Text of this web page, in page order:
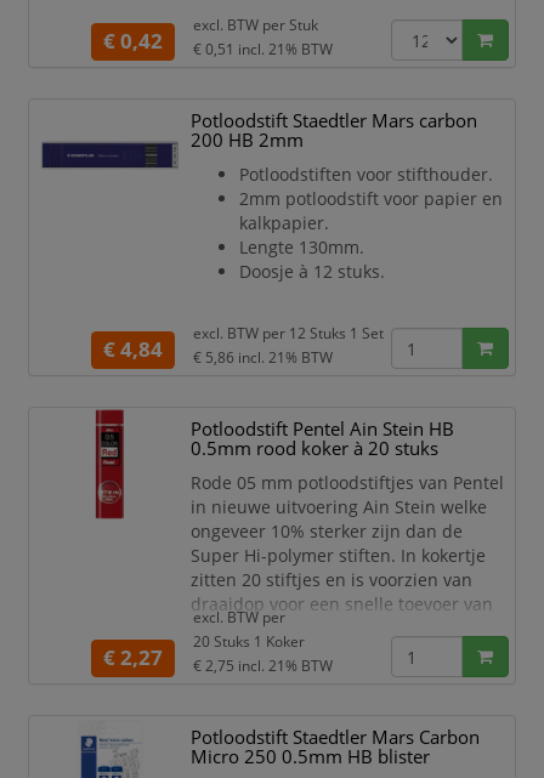
Met behulp van de praktische
navultool zijn ze schoon en eenvoudig
Specificaties:
Super hi-polymer stiften.
kunsthars, grafiet en carbon.
Soepel en breukvast.
Lengte: 60mm, grote
schrijflengte.
Zeer dichte structuur v
€ 0,42
excl. BTW per Stuk
€ 0,51 incl. 21% BTW
Potloodstift Staedtler Mars carbon
200 HB 2mm
Potloodstiften voor stifthouder.
2mm potloodstift voor papier en
kalkpapier.
Lengte 130mm.
Doosje à 12 stuks.
€ 4,84
excl. BTW per 12 Stuks 1 Set
€ 5,86 incl. 21% BTW
Potloodstift Pentel Ain Stein HB
0.5mm rood koker à 20 stuks
Rode 05 mm potloodstiftjes van Pentel
in nieuwe uitvoering Ain Stein welke
ongeveer 10% sterker zijn dan de
Super Hi-polymer stiften. In kokertje
zitten 20 stiftjes en is voorzien van
draaidop voor een snelle toevoer van
de stiftjes. Soepeler schrift dan alle
andere potloodstiftjes. Geschikt voor
alle 0,5mm vulpotloden. Dit product
materiaal.
€ 2,27
excl. BTW per
20 Stuks 1 Koker
€ 2,75 incl. 21% BTW
Potloodstift Staedtler Mars Carbon
Micro 250 0.5mm HB blister